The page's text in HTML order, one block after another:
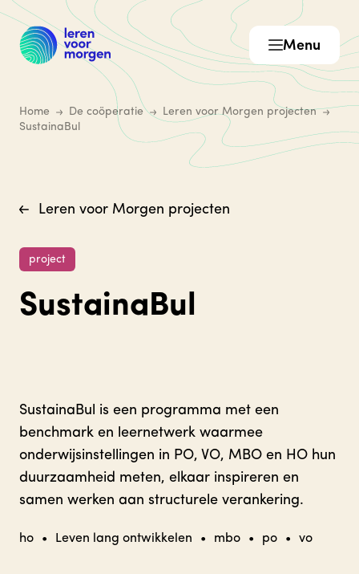
Menu
Home De coöperatie
Leren voor Morgen projecten
SustainaBul
Leren voor Morgen projecten
project
SustainaBul
SustainaBul is een programma met een
benchmark en leernetwerk waarmee
onderwijsinstellingen in PO, VO, MBO en HO hun
duurzaamheid meten, elkaar inspireren en
samen werken aan structurele verankering.
ho • Leven lang ontwikkelen • mbo • po • vo